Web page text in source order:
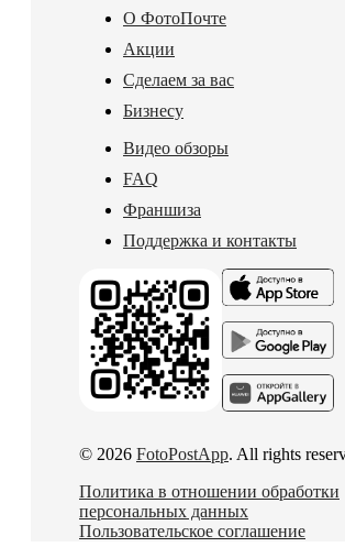
О ФотоПочте
Акции
Сделаем за вас
Бизнесу
Видео обзоры
FAQ
Франшиза
Поддержка и контакты
© 2026 FotoPostApp. All rights
Политика в отношении обработки
персональных данных
Пользовательское соглашение